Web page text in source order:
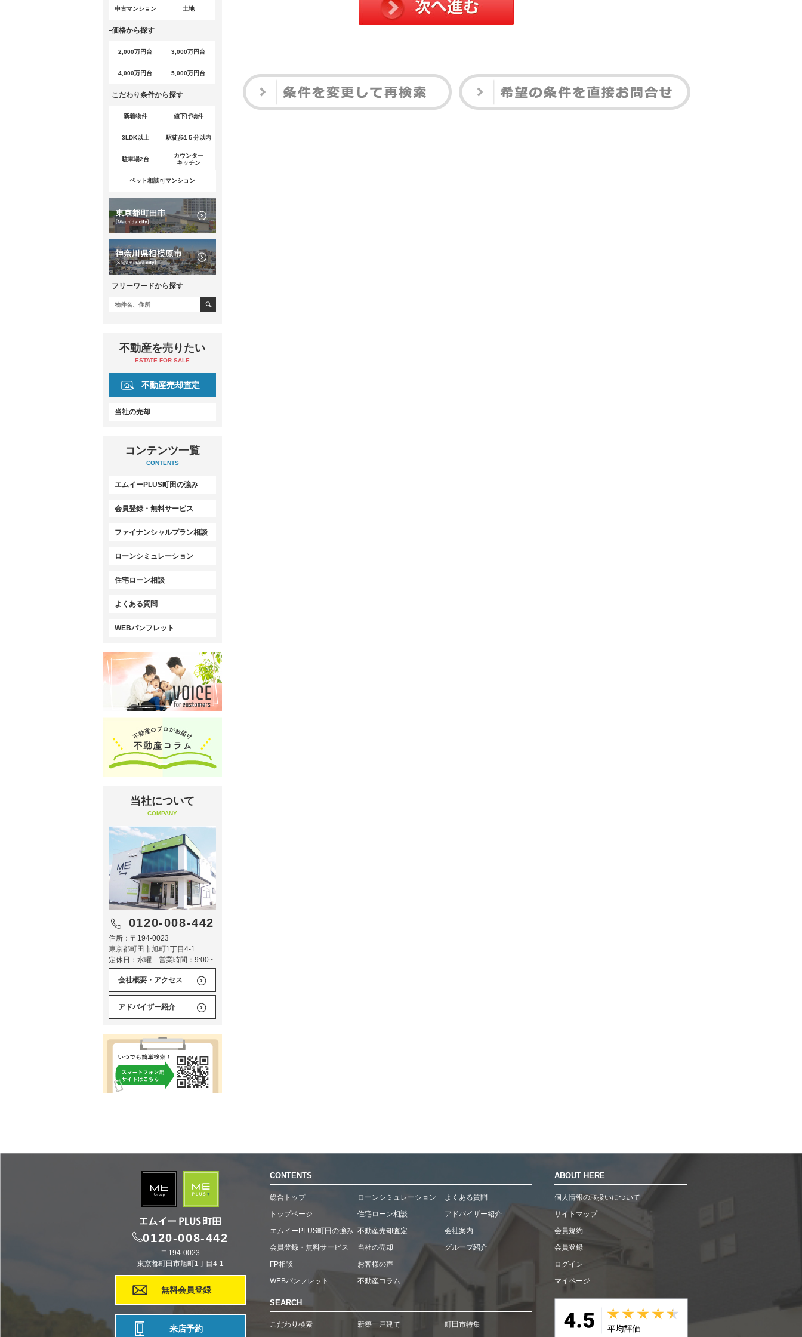
中古マンション 土地
価格から探す
2,000万円台 3,000万円台
4,000万円台 5,000万円台
こだわり条件から探す
新着物件 値下げ物件
3LDK以上 駅徒歩1５分以内
駐車場2台
カウンター
キッチン
ペット相談可マンション
フリーワードから探す
不動産を売りたい
ESTATE FOR SALE
不動産売却査定
当社の売却
コンテンツ一覧
CONTENTS
エムイーPLUS町田の強み
会員登録・無料サービス
ファイナンシャルプラン相談
ローンシミュレーション
住宅ローン相談
よくある質問
WEBパンフレット
当社について
COMPANY
0120-008-442
住所：〒194-0023
東京都町田市旭町1丁目4-1
定休日：水曜 営業時間：9:00~
会社概要・アクセス
アドバイザー紹介
0120-008-442
〒194-0023
東京都町田市旭町1丁目4-1
無料会員登録
来店予約
CONTENTS
総合トップ
トップページ
エムイーPLUS町田の強み
会員登録・無料サービス
FP相談
WEBパンフレット
ローンシミュレーション
住宅ローン相談
不動産売却査定
当社の売却
お客様の声
不動産コラム
よくある質問
アドバイザー紹介
会社案内
グループ紹介
SEARCH
こだわり検索 新築一戸建て 町田市特集
ABOUT HERE
個人情報の取扱いについて
サイトマップ
会員規約
会員登録
ログイン
マイページ